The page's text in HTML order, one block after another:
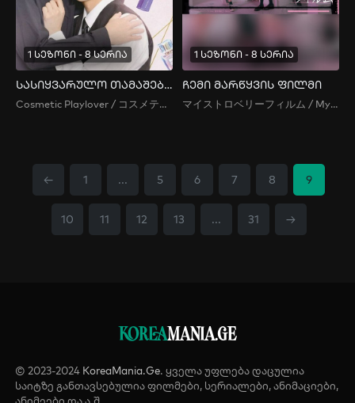
1 სეზონი - 8 სერია
სასიყვარულო თამაშები კოსმეტიკის სალონში
Cosmetic Playlover / コスメティック・プレイラバー
1 სეზონი - 8 სერია
ჩემი მარწყვის ფილმი
マイストロベリーフィルム / My Strawberry Film
← 1 ... 5 6 7 8 9
10 11 12 13 ... 31 →
KOREAMANIA.GE
© 2023-2024 KoreaMania.Ge. ყველა უფლება დაცულია
საიტზე განთავსებულია ფილმები, სერიალები, ანიმაციები,
ანიმეები და ა.შ